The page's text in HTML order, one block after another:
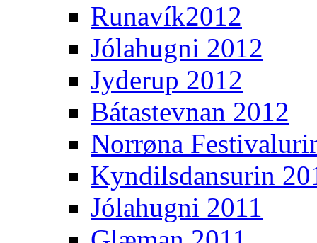
Runavík2012
Jólahugni 2012
Jyderup 2012
Bátastevnan 2012
Norrøna
Kyndilsdansurin
Jólahugni 2011